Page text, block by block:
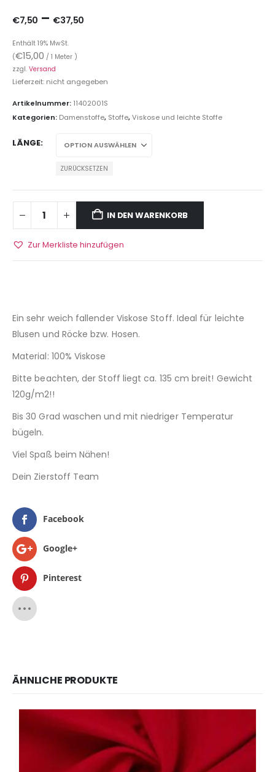
€7,50 – €37,50
Enthält 19% MwSt.
(€15,00 / 1 Meter )
zzgl. Versand
Lieferzeit: nicht angegeben
Artikelnummer: 11402001S
Kategorien: Damenstoffe, Stoffe,Viskose und leichte Stoffe
LÄNGE
ZURÜCKSETZEN
IN DEN WARENKORB
Zur Merkliste hinzufügen
Ein sehr weich fallender Viskose Stoff. Ideal für leichte
Blusen und Röcke bzw. Hosen.
Material: 100% Viskose
Bitte beachten, der Stoff liegt ca. 135 cm breit! Gewicht
120g/m2!!
Bis 30 Grad waschen und mit niedriger Temperatur
bügeln.
Viel Spaß beim Nähen!
Dein Zierstoff Team
Facebook
Google+
Pinterest
ÄHNLICHE PRODUKTE